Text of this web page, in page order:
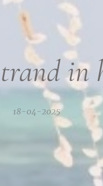
18-04-2025